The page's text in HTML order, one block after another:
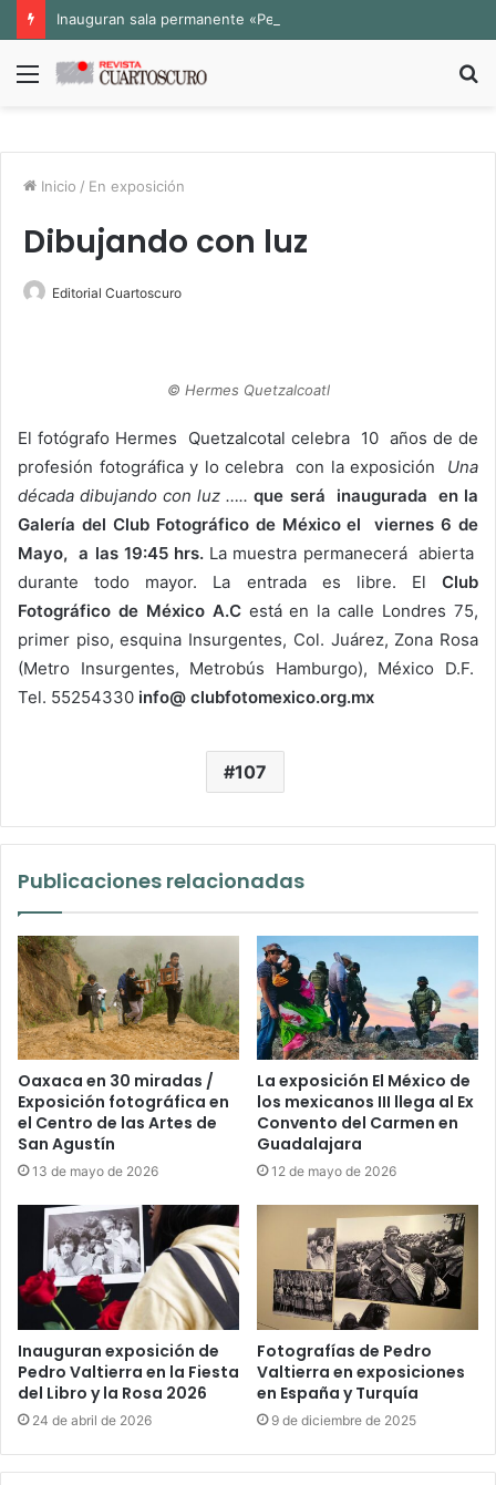
Menú
Inicio / En exposición
Dibujando con luz
Editorial Cuartoscuro
© Hermes Quetzalcoatl
El fotógrafo Hermes Quetzalcotal celebra 10 años de de
profesión fotográfica y lo celebra con la exposición Una
década dibujando con luz ….. que será inaugurada en la
Galería del Club Fotográfico de Méxicoel viernes 6 de
Mayo, a las 19:45 hrs. La muestra permanecerá abierta
durante todo mayor. La entrada es libre. El Club
Fotográfico de México A.Cestá en la calle Londres 75,
primer piso, esquina Insurgentes, Col. Juárez, Zona Rosa
(Metro Insurgentes, Metrobús Hamburgo), México D.F.
Tel. 55254330 info@ clubfotomexico.org.mx
107
Publicaciones relacionadas
Oaxaca en 30 miradas /
Exposición fotográfica en
el Centro de las Artes de
San Agustín
13 de mayo de 2026
La exposición El México de
los mexicanos III llega al Ex
Convento del Carmen en
Guadalajara
12 de mayo de 2026
Inauguran exposición de
Pedro Valtierra en la Fiesta
del Libro y la Rosa 2026
24 de abril de 2026
Fotografías de Pedro
Valtierra en exposiciones
en España y Turquía
9 de diciembre de 2025